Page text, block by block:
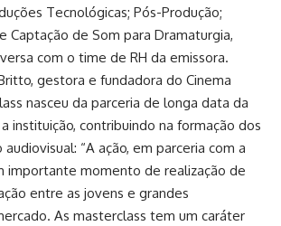
Tecnológicas; Pós-Produção;
Captação de Som para Dramaturgia,
com o time de RH da emissora.
gestora e fundadora do Cinema
nasceu da parceria de longa data da
instituição, contribuindo na formação dos
“A ação, em parceria com a
importante momento de realização de
entre as jovens e grandes
As masterclass tem um caráter